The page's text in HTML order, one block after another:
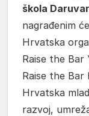
škola Daruvar
nagrađenim
Hrvatska
Raise the
Raise the Bar
Hrvatska
razvoj,